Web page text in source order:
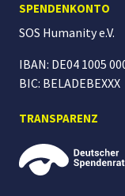
SPENDENKONTO
SOS Humanitye.V.
IBAN: DE04 1005
BIC: BELADEBEXXX
TRANSPARENZ